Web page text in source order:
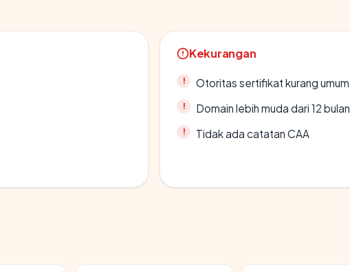
Kekurangan
Otoritas sertifikat kurang umum
Domain lebih muda dari 12 bulan
Tidak ada catatan CAA